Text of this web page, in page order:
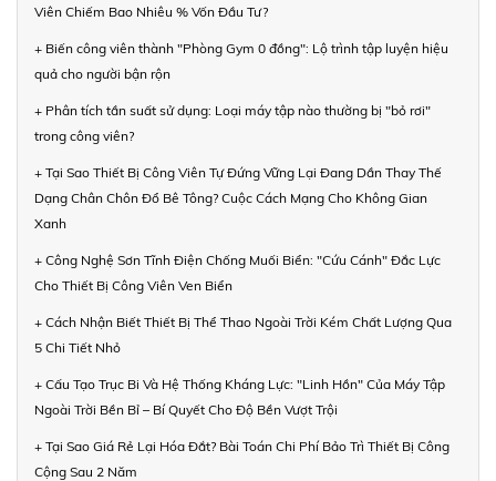
Viên Chiếm Bao Nhiêu % Vốn Đầu Tư?
+ Biến công viên thành "Phòng Gym 0 đồng": Lộ trình tập luyện hiệu
quả cho người bận rộn
+ Phân tích tần suất sử dụng: Loại máy tập nào thường bị "bỏ rơi"
trong công viên?
+ Tại Sao Thiết Bị Công Viên Tự Đứng Vững Lại Đang Dần Thay Thế
Dạng Chân Chôn Đổ Bê Tông? Cuộc Cách Mạng Cho Không Gian
Xanh
+ Công Nghệ Sơn Tĩnh Điện Chống Muối Biển: "Cứu Cánh" Đắc Lực
Cho Thiết Bị Công Viên Ven Biển
+ Cách Nhận Biết Thiết Bị Thể Thao Ngoài Trời Kém Chất Lượng Qua
5 Chi Tiết Nhỏ
+ Cấu Tạo Trục Bi Và Hệ Thống Kháng Lực: "Linh Hồn" Của Máy Tập
Ngoài Trời Bền Bỉ – Bí Quyết Cho Độ Bền Vượt Trội
+ Tại Sao Giá Rẻ Lại Hóa Đắt? Bài Toán Chi Phí Bảo Trì Thiết Bị Công
Cộng Sau 2 Năm